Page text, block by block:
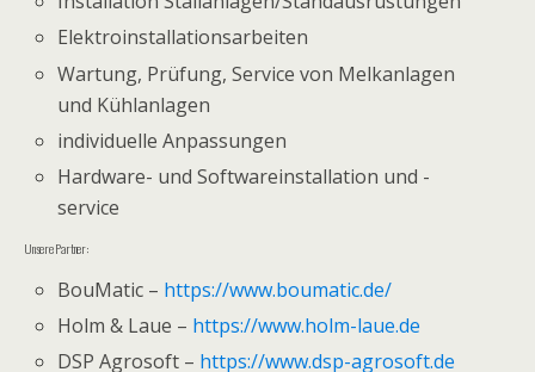
Elektroinstallationsarbeiten
Wartung, Prüfung, Service von Melkanlagen
und Kühlanlagen
individuelle Anpassungen
Hardware- und Softwareinstallation und -
service
Unsere Partner:
BouMatic – https://www.boumatic.de/
Holm & Laue – https://www.holm-laue.de
DSP Agrosoft – https://www.dsp-agrosoft.de